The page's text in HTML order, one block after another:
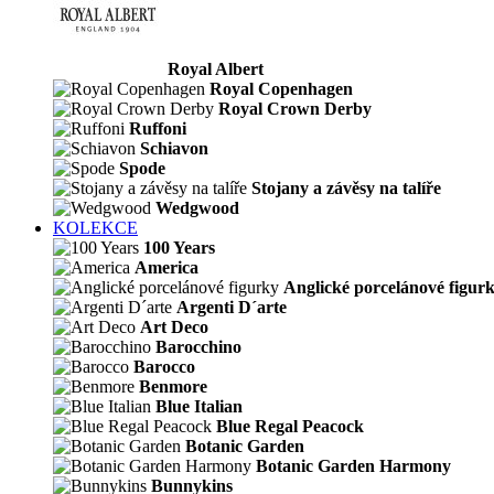
Royal Albert
Royal Copenhagen
Royal Crown Derby
Ruffoni
Schiavon
Spode
Stojany a závěsy na talíře
Wedgwood
KOLEKCE
100 Years
America
Anglické porcelánové
Argenti D´arte
Art Deco
Barocchino
Barocco
Benmore
Blue Italian
Blue Regal Peacock
Botanic Garden
Botanic Garden Harmony
Bunnykins